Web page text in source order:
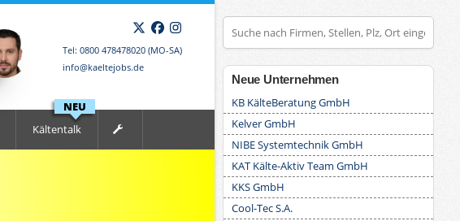
X Facebook
Tel: 0800 478478020 (MO-SA)
info@kaeltejobs.de
NEU
Kältentalk
Neue Unternehmen
KB KälteBeratung GmbH
Kelver GmbH
NIBE Systemtechnik GmbH
KAT Kälte-Aktiv Team GmbH
KKS GmbH
Cool-Tec S.A.